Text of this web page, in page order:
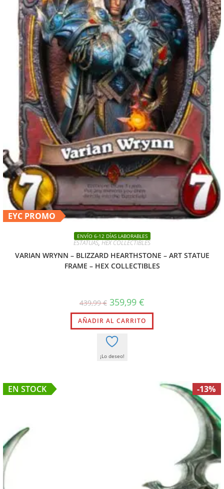
EYC PROMO
ENVÍO 6-12 DÍAS LABORABLES
ESTATUAS,HEX COLLECTIBLES
VARIAN WRYNN – BLIZZARD HEARTHSTONE – ART STATUE
FRAME – HEX COLLECTIBLES
439,99€ 359,99 €
AÑADIR AL CARRITO
¡Lo deseo!
EN STOCK -13%